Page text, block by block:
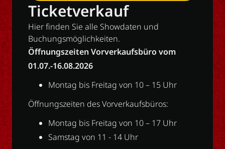
Ticketverkauf
Hier finden Sie alle Showdaten und
Buchungsmöglichkeiten.
Öffnungszeiten Vorverkaufsbüro vom
01.07.-16.08.2026
Montag bis Freitag von 10 – 15 Uhr
Öffnungszeiten des Vorverkaufsbüros:
Montag bis Freitag von 10 – 17 Uhr
Samstag von 11 - 14 Uhr